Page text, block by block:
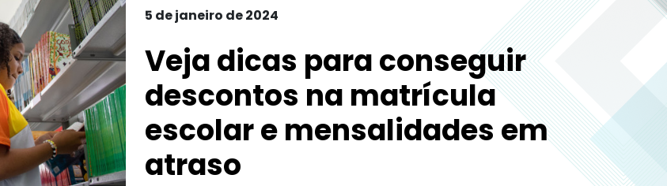
5 de janeiro de 2024
Veja dicas para conseguir
descontos na matrícula
escolar e mensalidades em
atraso